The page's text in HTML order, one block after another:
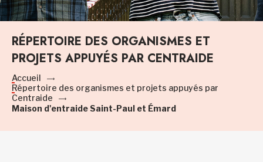
RÉPERTOIRE DES ORGANISMES ET
PROJETS APPUYÉS PAR CENTRAIDE
Accueil
Répertoire des organismes et projets appuyés par
Centraide
Maison d'entraide Saint-Paul et Émard